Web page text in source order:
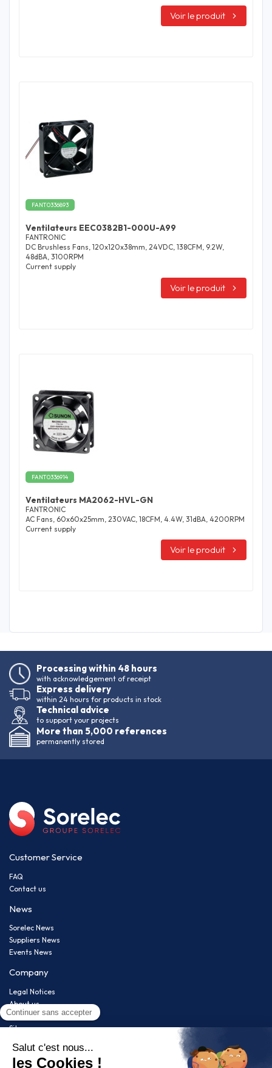
Voir le produit
FANT0336893
Ventilateurs EEC0382B1-000U-A99
FANTRONIC
DC Brushless Fans, 120x120x38mm, 24VDC, 138CFM, 9.2W,
48dBA, 3100RPM
Current supply
Voir le produit
FANT0336914
Ventilateurs MA2062-HVL-GN
FANTRONIC
AC Fans, 60x60x25mm, 230VAC, 18CFM, 4.4W, 31dBA, 4200RPM
Current supply
Voir le produit
Processing within 48 hours
with acknowledgement of receipt
Express delivery
within 24 hours for products in stock
Technical advice
to support your projects
More than 5,000 references
permanently stored
Customer Service
FAQ
Contact us
News
Sorelec News
Suppliers News
Events News
Company
Legal Notices
About us
Privacy policy
Sitemap
Newsletter
Restez informé(e) de nos nouveautés !